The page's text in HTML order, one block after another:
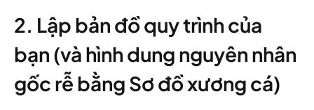
2. Lập bản đồ quy trình của
bạn (và hình dung nguyên nhân
gốc rễ bằng Sơ đồ xương cá)